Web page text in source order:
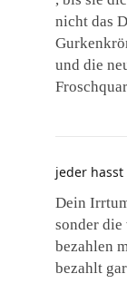
nicht das
und die
jeder
Dein
sonder die
bezahlen
bezahlt